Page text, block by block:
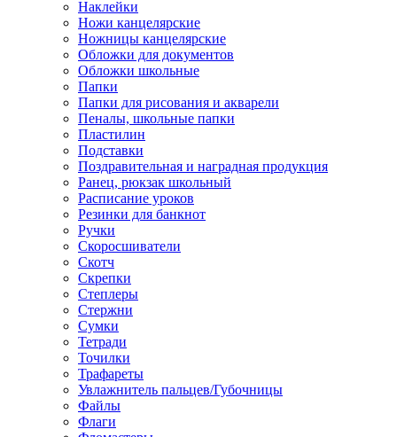
Наклейки
Ножи канцелярские
Ножницы канцелярские
Обложки для документов
Обложки школьные
Папки
Папки для рисования и акварели
Пеналы, школьные папки
Пластилин
Подставки
Поздравительная и наградная продукция
Ранец, рюкзак школьный
Расписание уроков
Резинки для банкнот
Ручки
Скоросшиватели
Скотч
Скрепки
Степлеры
Стержни
Сумки
Тетради
Точилки
Трафареты
Увлажнитель пальцев/Губочницы
Файлы
Флаги